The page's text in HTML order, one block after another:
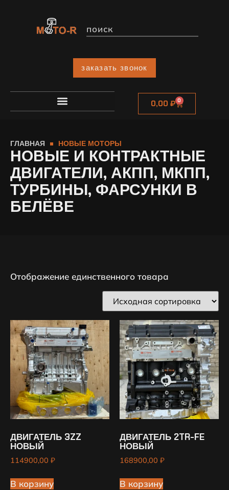
заказать звонок
0,00 ₽ 0
ГЛАВНАЯ НОВЫЕ МОТОРЫ
НОВЫЕ И КОНТРАКТНЫЕ
ДВИГАТЕЛИ, АКПП, МКПП,
ТУРБИНЫ, ФАРСУНКИ В
БЕЛЁВЕ
Отображение единственного товара
ДВИГАТЕЛЬ 3ZZ
НОВЫЙ
114900,00 ₽
В корзину
ДВИГАТЕЛЬ 2TR-FE
НОВЫЙ
168900,00 ₽
В корзину